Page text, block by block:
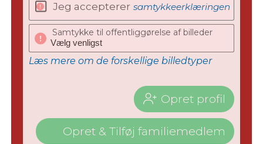
Jeg accepterer samtykkeerklæringen
Samtykke til offentliggørelse af billeder
Læs mere om de forskellige billedtyper
Opret profil
Opret & Tilføj familiemedlem